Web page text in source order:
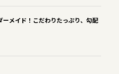
ーメイド！こだわりたっぷり、勾配